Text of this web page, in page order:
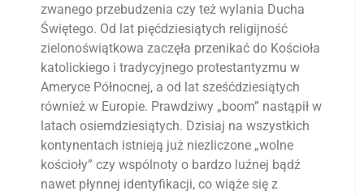
zwanego przebudzenia czy też wylania Ducha
Świętego. Od lat pięćdziesiątych religijność
zielonoświątkowa zaczęła przenikać do Kościoła
katolickiego i tradycyjnego protestantyzmu w
Ameryce Północnej, a od lat sześćdziesiątych
również w Europie. Prawdziwy „boom” nastąpił w
latach osiemdziesiątych. Dzisiaj na wszystkich
kontynentach istnieją już niezliczone „wolne
kościoły” czy wspólnoty o bardzo luźnej bądź
nawet płynnej identyfikacji, co wiąże się z